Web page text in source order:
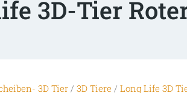
3D-Tier
3D Tier/ 3D Tiere / Long Life 3D